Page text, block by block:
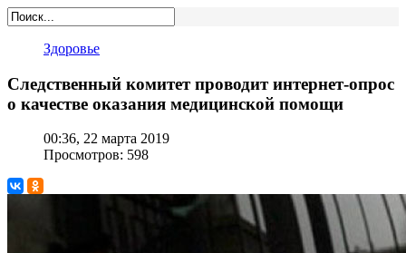
Здоровье
Следственный комитет проводит интернет-опрос
о качестве оказания медицинской помощи
00:36, 22 марта 2019
Просмотров: 598